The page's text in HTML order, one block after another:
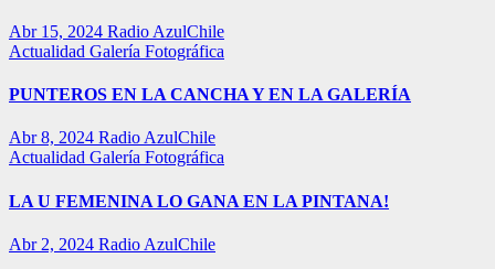
Abr 15, 2024 Radio AzulChile
Actualidad Galería Fotográfica
PUNTEROS EN LA CANCHA Y EN LA GALERÍA
Abr 8, 2024 Radio AzulChile
Actualidad Galería Fotográfica
LA U FEMENINA LO GANA EN LA PINTANA!
Abr 2, 2024 Radio AzulChile